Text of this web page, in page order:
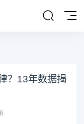
？13年数据揭